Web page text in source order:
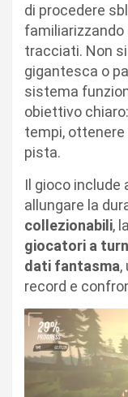
di procedere
tracciati. Non
gigantesca o
sistema
obiettivo
tempi,
pista.
Il gioco include
allungare la
collezionabili, la
giocatori a
dati fantasma,
record e